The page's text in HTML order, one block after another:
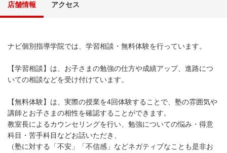
店舗情報 アクセス
ナビ個別指導学院では、学習相談・無料体験を行っています。
【学習相談】は、お子さまの勉強の仕方や成績アップ、進路につ
いての相談などを受け付けています。
【無料体験】は、実際の授業を4回体験することで、塾の雰囲気や
講師とお子さまの相性を確認することができます。
教室長によるカウンセリングを行い、勉強についての悩み・得意
科目・苦手科目などお話いただき、
（塾に対する「不安」「不信感」などネガティブなことも是非お